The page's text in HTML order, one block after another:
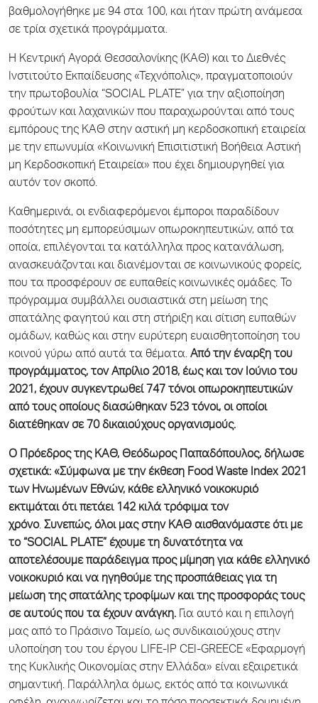
βαθμολογήθηκε με 94 στα 100, και ήταν πρώτη ανάμεσα
σε τρία σχετικά προγράμματα.
H Κεντρική Αγορά Θεσσαλονίκης (ΚΑΘ) και το Διεθνές
Ινστιτούτο Εκπαίδευσης «Τεχνόπολις», πραγματοποιούν
την πρωτοβουλία “SOCIAL PLATE” για την αξιοποίηση
φρούτων και λαχανικών που παραχωρούνται από τους
εμπόρους της ΚΑΘ στην αστική μη κερδοσκοπική εταιρεία
με την επωνυμία «Κοινωνική Επισιτιστική Βοήθεια Αστική
μη Κερδοσκοπική Εταιρεία» που έχει δημιουργηθεί για
αυτόν τον σκοπό.
Καθημερινά, οι ενδιαφερόμενοι έμποροι παραδίδουν
ποσότητες μη εμπορεύσιμων οπωροκηπευτικών, από τα
οποία, επιλέγονται τα κατάλληλα προς κατανάλωση,
ανασκευάζονται και διανέμονται σε κοινωνικούς φορείς,
που τα προσφέρουν σε ευπαθείς κοινωνικές ομάδες. Το
πρόγραμμα συμβάλλει ουσιαστικά στη μείωση της
σπατάλης φαγητού και στη στήριξη και σίτιση ευπαθών
ομάδων, καθώς και στην ευρύτερη ευαισθητοποίηση του
κοινού γύρω από αυτά τα θέματα. Από την έναρξη του
προγράμματος, τον Απρίλιο 2018, έως και τον Ιούνιο του
2021, έχουν συγκεντρωθεί 747 τόνοι οπωροκηπευτικών
από τους οποίους διασώθηκαν 523 τόνοι, οι οποίοι
διατέθηκαν σε 70 δικαιούχους οργανισμούς.
Ο Πρόεδρος της ΚΑΘ, Θεόδωρος Παπαδόπουλος, δήλωσε
σχετικά: «Σύμφωνα με την έκθεση Food Waste Index2021
των Ηνωμένων Εθνών, κάθε ελληνικό νοικοκυριό
εκτιμάται ότι πετάει 142 κιλά τρόφιμα τον
χρόνο. Συνεπώς, όλοι μας στην ΚΑΘ αισθανόμαστε ότι με
το “ SOCIAL PLATE” έχουμε τη δυνατότητα να
αποτελέσουμε παράδειγμα προς μίμηση για κάθε ελληνικό
νοικοκυριό και να ηγηθούμε της προσπάθειας για τη
μείωση της σπατάλης τροφίμων και της προσφοράς τους
σε αυτούς που τα έχουν ανάγκη. Για αυτό και η επιλογή
μας από το Πράσινο Ταμείο, ως συνδικαιούχους στην
υλοποίηση του του έργου LIFE-IP CEI-GREECE «Εφαρμογή
της Κυκλικής Οικονομίας στην Ελλάδα» είναι εξαιρετικά
σημαντική. Παράλληλα όμως, εκτός από τα κοινωνικά